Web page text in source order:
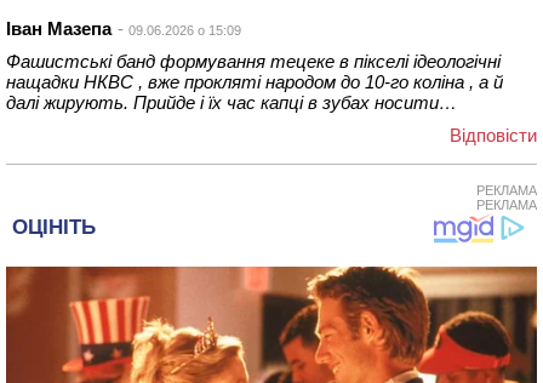
Іван Мазепа 09.06.2026 о 15:09
Фашистські банд формування тецеке в пікселі ідеологічні
нащадки НКВС , вже прокляті народом до 10-го коліна , а й
далі жирують. Прийде і їх час капці в зубах носити…
Відповіcти
РЕКЛАМА
РЕКЛАМА